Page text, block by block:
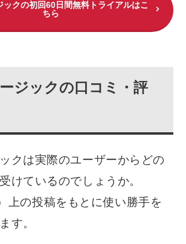
ックの初回60日間無料トライアルはこ
ちら
ジックの口コミ・評
クは実際のユーザーからどの
けているのでしょうか。
上の投稿をもとに使い勝手を
す。